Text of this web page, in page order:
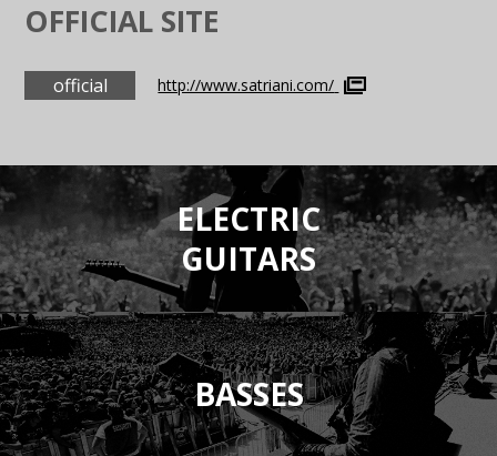
OFFICIAL SITE
official http://www.satriani.com/
ELECTRIC
GUITARS
BASSES